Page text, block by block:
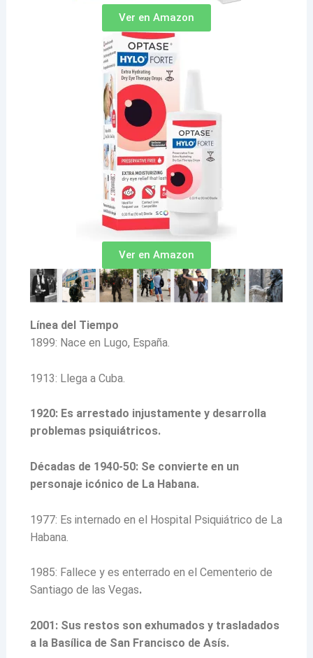
Ver en Amazon
Ver en Amazon
Línea del Tiempo
1899: Nace en Lugo, España.
1913: Llega a Cuba.
1920: Es arrestado injustamente y desarrolla
problemas psiquiátricos.
Décadas de 1940-50: Se convierte en un
personaje icónico de La Habana.
1977: Es internado en el Hospital Psiquiátrico de La
Habana.
1985: Fallece y es enterrado en el Cementerio de
Santiago de las Vegas.
2001: Sus restos son exhumados y trasladados
a la Basílica de San Francisco de Asís.